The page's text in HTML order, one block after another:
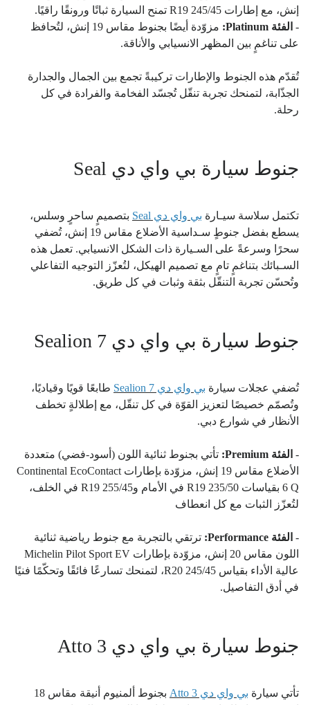
إنش، مع إطارات 245/45 R19 تمنح السيارة ثباتًا ورونقًا راقيًا.
- الفئة Platinum:
مزوّدة أيضًا بجنوط مقاس 19 إنش، لتُحافظ
على تناغمٍ بين المظهر الانسيابي والأناقة.
تُقدّم هذه الجنوط والإطارات تركيبةً تجمع بين الجمال والجدارة
الجذّابة، لتمنحك تجربة تنقّل تُجسّد الفخامة والفرادة في كل
رحلة.
جنوط سيارة بي واي دي Seal
تكتمل سلاسة سيـارة بي واي دي Seal
بتصميمٍ ساحرٍ وسلس،
يسطع بفضل جنوطٍ سـداسية الأضلاع مقاس 19 إنش، تُضفي
سحرًا وسرعةً على السـيارة ذات الشكل الانسيابي. تعمل هذه
السـبائك بتناغمٍ تامٍ مع تصميم الهيكل، لتُعزّز التوجيه التفاعلي
وتُحسّن تجربة التنقّل بثقة وثبات في كل طريق.
جنوط سيارة بي واي دي Sealion 7
تُضفي عجلات سيارة بي واي دي Sealion 7
طابعًا قويًا وقياديًا،
وتُصمّم خصيصًا لتعزيز القوّة في كل تنقّل، مع إطلالةٍ تخطف
الأنظار في شوارع دبي.
- الفئة Premium:
تأتي بجنوط ثنائية اللون (أسود-فضي) متعددة
الأضلاع مقاس 19 إنش، مزوّدة بإطارات Continental EcoContact
6 Q بقياسات 235/50 R19 في الأمام و255/45 R19 في الخلف،
لتُعزّز الثبات مع كل انعطاف
- الفئة Performance:
ترتقي بالتجربة مع جنوط رياضية ثنائية
اللون مقاس 20 إنش، مزوّدة بإطارات Michelin Pilot Sport EV
عالية الأداء بقياس 245/45 R20، لتمنحك تسارعًا فائقًا وتحكّمًا فنيًا
في أدق التفاصيل.
جنوط سيارة بي واي دي Atto 3
تأتي سيارة بي واي دي Atto 3
بجنوط ألمنيوم أنيقة مقاس 18